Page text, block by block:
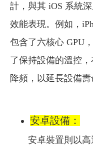
計，與其 iOS 系統
效能表現。例如，
包含了六核心 GPU
了保持設備的溫控
降頻，以延長設備壽
安卓設備：
安卓裝置則以高